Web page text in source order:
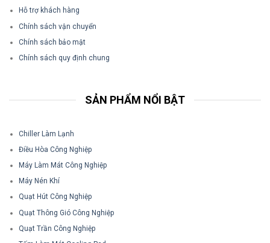
Hỗ trợ khách hàng
Chính sách vận chuyển
Chính sách bảo mật
Chính sách quy định chung
SẢN PHẨM NỔI BẬT
Chiller Làm Lạnh
Điều Hòa Công Nghiệp
Máy Làm Mát Công Nghiệp
Máy Nén Khí
Quạt Hút Công Nghiệp
Quạt Thông Gió Công Nghiệp
Quạt Trần Công Nghiệp